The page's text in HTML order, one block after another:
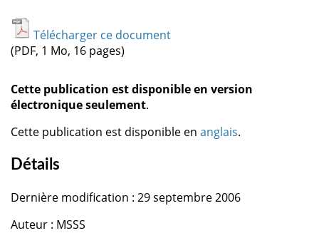
Télécharger ce document
(PDF, 1 Mo, 16 pages)
Cette publication est disponible en version
électronique seulement.
Cette publication est disponible en anglais.
Détails
Dernière modification : 29 septembre 2006
Auteur : MSSS